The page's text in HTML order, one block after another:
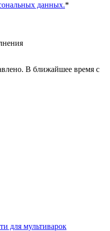
данных.*
В ближайшее время с
для мультиварок